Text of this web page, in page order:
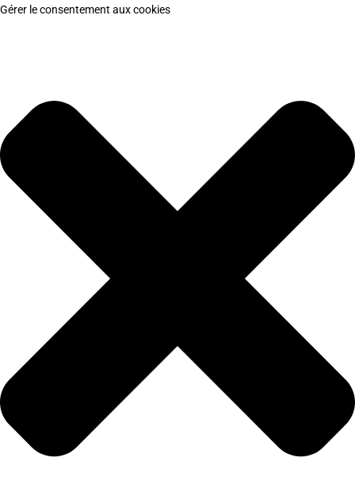
Gérer le consentement aux cookies